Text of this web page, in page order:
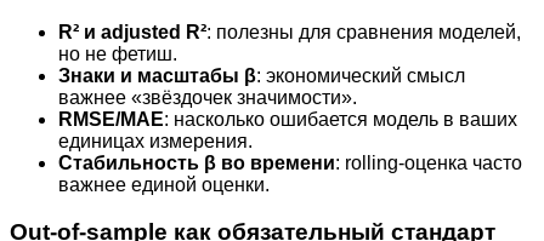
R² и adjusted R²: полезны для сравнения моделей,
но не фетиш.
Знаки и масштабы β: экономический смысл
важнее «звёздочек значимости».
RMSE/MAE: насколько ошибается модель в ваших
единицах измерения.
Стабильность β во времени: rolling-оценка часто
важнее единой оценки.
Out-of-sample как обязательный стандарт